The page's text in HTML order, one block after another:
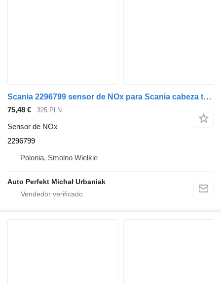
Scania 2296799 sensor de NOx para Scania cabeza tractora
75,48 € 325 PLN
Sensor de NOx
2296799
Polonia, Smolno Wielkie
Auto Perfekt Michał Urbaniak